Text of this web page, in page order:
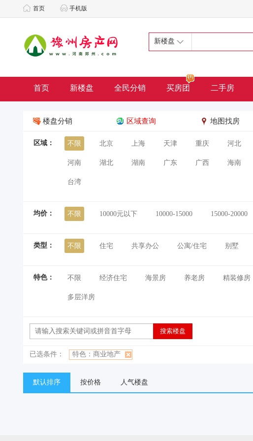
首页 手机版
新楼盘
首页 新楼盘 全民分销 买房团 二手房
楼盘分销 区域查询 地图找房
区域： 不限 北京 上海 天津 重庆 河北
河南 湖北 湖南 广东 广西 海南
台湾
均价： 不限 10000元以下 10000-15000 15000-20000
类型： 不限 住宅 共享办公 公寓/住宅 别墅
特色： 不限 经济住宅 海景房 养老房 精装修房
多层洋房
已选条件： 特色：商业地产
默认排序 按价格 人气楼盘